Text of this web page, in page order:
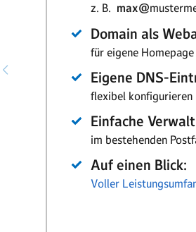
z. B. max@
Domain als
für eigene
Eigene DNS-
flexibel konfigurieren
Einfache
im bestehenden
Auf einen Blick:
Voller